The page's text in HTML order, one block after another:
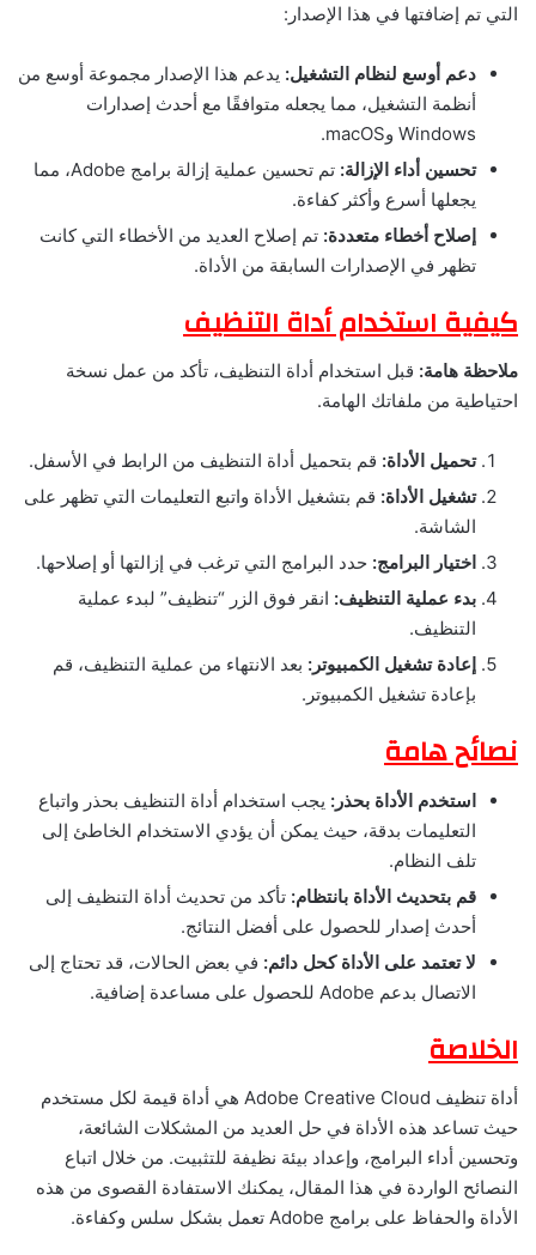
التي تم إضافتها في هذا الإصدار:
دعم أوسع لنظام التشغيل: يدعم هذا الإصدار مجموعة أوسع من
أنظمة التشغيل، مما يجعله متوافقًا مع أحدث إصدارات
Windows وmacOS.
تحسين أداء الإزالة:
تم تحسين عملية إزالة برامج Adobe، مما
يجعلها أسرع وأكثر كفاءة.
إصلاح أخطاء متعددة: تم إصلاح العديد من الأخطاء التي كانت
تظهر في الإصدارات السابقة من الأداة.
كيفية استخدام أداة التنظيف
ملاحظة هامة: قبل استخدام أداة التنظيف، تأكد من عمل نسخة
احتياطية من ملفاتك الهامة.
تحميل الأداة: قم بتحميل أداة التنظيف من الرابط في الأسفل.
تشغيل الأداة: قم بتشغيل الأداة واتبع التعليمات التي تظهر على
الشاشة.
اختيار البرامج: حدد البرامج التي ترغب في إزالتها أو إصلاحها.
بدء عملية التنظيف: انقر فوق الزر “تنظيف” لبدء عملية
التنظيف.
إعادة تشغيل الكمبيوتر: بعد الانتهاء من عملية التنظيف، قم
بإعادة تشغيل الكمبيوتر.
نصائح هامة
استخدم الأداة بحذر: يجب استخدام أداة التنظيف بحذر واتباع
التعليمات بدقة، حيث يمكن أن يؤدي الاستخدام الخاطئ إلى
تلف النظام.
قم بتحديث الأداة بانتظام: تأكد من تحديث أداة التنظيف إلى
أحدث إصدار للحصول على أفضل النتائج.
لا تعتمد على الأداة كحل دائم: في بعض الحالات، قد تحتاج إلى
الاتصال بدعم Adobe للحصول على مساعدة إضافية.
الخلاصة
أداة تنظيف Adobe Creative Cloud هي أداة قيمة لكل مستخدم
حيث تساعد هذه الأداة في حل العديد من المشكلات الشائعة،
وتحسين أداء البرامج، وإعداد بيئة نظيفة للتثبيت. من خلال اتباع
النصائح الواردة في هذا المقال، يمكنك الاستفادة القصوى من هذه
الأداة والحفاظ على برامج Adobe تعمل بشكل سلس وكفاءة.